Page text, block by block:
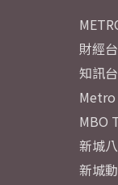
財經台
知訊台
Metro
MBO
新城
新城